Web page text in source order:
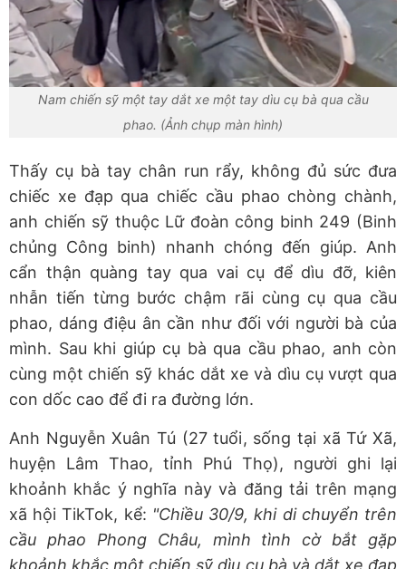
Nam chiến sỹ một tay dắt xe một tay dìu cụ bà qua cầu
phao. (Ảnh chụp màn hình)
Thấy cụ bà tay chân run rẩy, không đủ sức đưa
chiếc xe đạp qua chiếc cầu phao chòng chành,
anh chiến sỹ thuộc Lữ đoàn công binh 249 (Binh
chủng Công binh) nhanh chóng đến giúp. Anh
cẩn thận quàng tay qua vai cụ để dìu đỡ, kiên
nhẫn tiến từng bước chậm rãi cùng cụ qua cầu
phao, dáng điệu ân cần như đối với người bà của
mình. Sau khi giúp cụ bà qua cầu phao, anh còn
cùng một chiến sỹ khác dắt xe và dìu cụ vượt qua
con dốc cao để đi ra đường lớn.
Anh Nguyễn Xuân Tú (27 tuổi, sống tại xã Tứ Xã,
huyện Lâm Thao, tỉnh Phú Thọ), người ghi lại
khoảnh khắc ý nghĩa này và đăng tải trên mạng
xã hội TikTok, kể: "Chiều 30/9, khi di chuyển trên
cầu phao Phong Châu, mình tình cờ bắt gặp